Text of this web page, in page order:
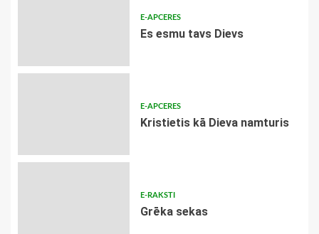
E-APCERES
Es esmu tavs Dievs
E-APCERES
Kristietis kā Dieva namturis
E-RAKSTI
Grēka sekas